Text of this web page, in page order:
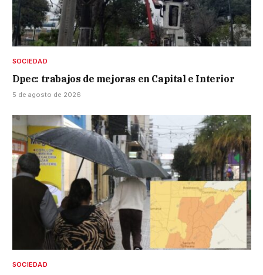
SOCIEDAD
Dpec: trabajos de mejoras en Capital e Interior
5 de agosto de 2026
SOCIEDAD